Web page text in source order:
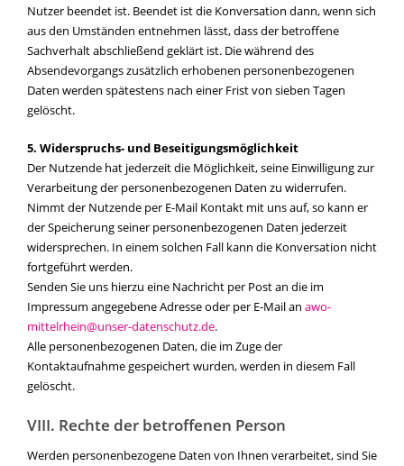
Nutzer beendet ist. Beendet ist die Konversation dann, wenn sich
aus den Umständen entnehmen lässt, dass der betroffene
Sachverhalt abschließend geklärt ist. Die während des
Absendevorgangs zusätzlich erhobenen personenbezogenen
Daten werden spätestens nach einer Frist von sieben Tagen
gelöscht.
5. Widerspruchs- und Beseitigungsmöglichkeit
Der Nutzende hat jederzeit die Möglichkeit, seine Einwilligung zur
Verarbeitung der personenbezogenen Daten zu widerrufen.
Nimmt der Nutzende per E-Mail Kontakt mit uns auf, so kann er
der Speicherung seiner personenbezogenen Daten jederzeit
widersprechen. In einem solchen Fall kann die Konversation nicht
fortgeführt werden.
Senden Sie uns hierzu eine Nachricht per Post an die im
Impressum angegebene Adresse oder per E-Mail an awo-
mittelrhein@unser-datenschutz.de.
Alle personenbezogenen Daten, die im Zuge der
Kontaktaufnahme gespeichert wurden, werden in diesem Fall
gelöscht.
VIII. Rechte der betroffenen Person
Werden personenbezogene Daten von Ihnen verarbeitet, sind Sie